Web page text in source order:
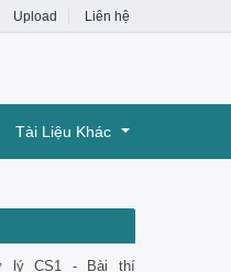
Upload Liên hệ
Tài Liệu Khác
lý CS1 - Bài thí